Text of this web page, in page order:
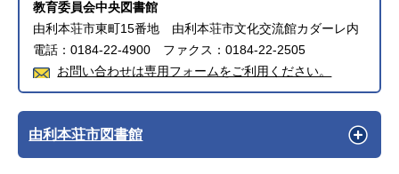
教育委員会中央図書館
由利本荘市東町15番地 由利本荘市文化交流館カダーレ内
電話：0184-22-4900 ファクス：0184-22-2505
お問い合わせは専用フォームをご利用ください。
由利本荘市図書館